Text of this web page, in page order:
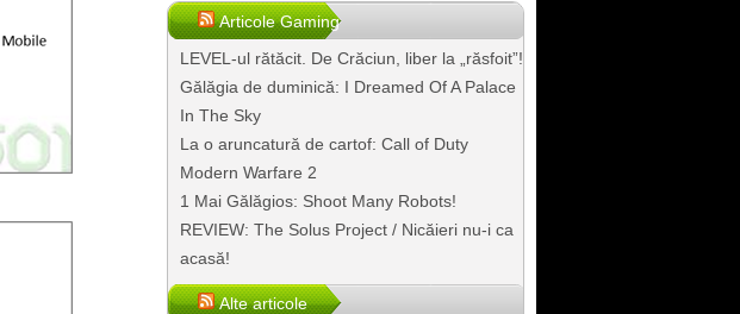
Articole Gaming
LEVEL-ul rătăcit. De Crăciun, liber la „răsfoit”!
Gălăgia de duminică: I Dreamed Of A Palace
In The Sky
La o aruncatură de cartof: Call of Duty
Modern Warfare 2
1 Mai Gălăgios: Shoot Many Robots!
REVIEW: The Solus Project / Nicăieri nu-i ca
acasă!
Alte articole